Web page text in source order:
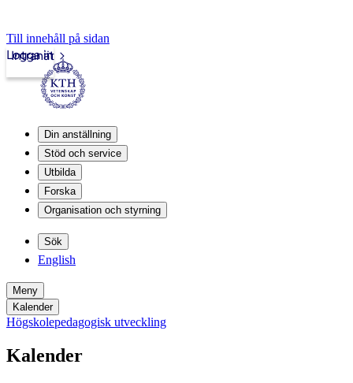
Till innehåll på sidan
Intranät
Logga in
Din anställning
Stöd och service
Utbilda
Forska
Organisation och styrning
Sök
English
Meny
Kalender
Högskolepedagogisk utveckling
Kalender